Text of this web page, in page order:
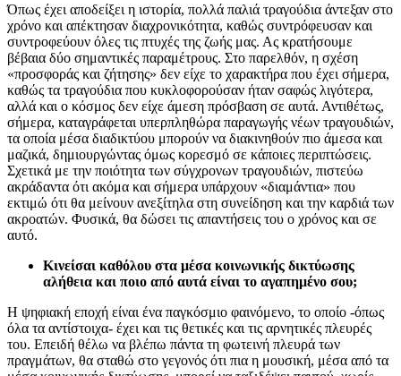
Όπως έχει αποδείξει η ιστορία, πολλά παλιά τραγούδια άντεξαν στο
χρόνο και απέκτησαν διαχρονικότητα, καθώς συντρόφευσαν και
συντροφεύουν όλες τις πτυχές της ζωής μας. Ας κρατήσουμε
βέβαια δύο σημαντικές παραμέτρους. Στο παρελθόν, η σχέση
«προσφοράς και ζήτησης» δεν είχε το χαρακτήρα που έχει σήμερα,
καθώς τα τραγούδια που κυκλοφορούσαν ήταν σαφώς λιγότερα,
αλλά και ο κόσμος δεν είχε άμεση πρόσβαση σε αυτά. Αντιθέτως,
σήμερα, καταγράφεται υπερπληθώρα παραγωγής νέων τραγουδιών,
τα οποία μέσα διαδικτύου μπορούν να διακινηθούν πιο άμεσα και
μαζικά, δημιουργώντας όμως κορεσμό σε κάποιες περιπτώσεις.
Σχετικά με την ποιότητα των σύγχρονων τραγουδιών, πιστεύω
ακράδαντα ότι ακόμα και σήμερα υπάρχουν «διαμάντια» που
εκτιμώ ότι θα μείνουν ανεξίτηλα στη συνείδηση και την καρδιά των
ακροατών. Φυσικά, θα δώσει τις απαντήσεις του ο χρόνος και σε
αυτό.
Κινείσαι καθόλου στα μέσα κοινωνικής δικτύωσης
αλήθεια και ποιο από αυτά είναι το αγαπημένο σου;
Η ψηφιακή εποχή είναι ένα παγκόσμιο φαινόμενο, το οποίο -όπως
όλα τα αντίστοιχα- έχει και τις θετικές και τις αρνητικές πλευρές
του. Επειδή θέλω να βλέπω πάντα τη φωτεινή πλευρά των
πραγμάτων, θα σταθώ στο γεγονός ότι πια η μουσική, μέσα από τα